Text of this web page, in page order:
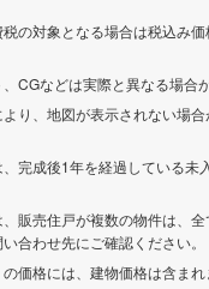
の対象となる場合は税込み価
CGなどは実際と異なる場合が
り、地図が表示されない場合
、完成後1年を経過している未
、販売住戸が複数の物件は、
合わせ先にご確認ください。
価格には、建物価格は含まれ